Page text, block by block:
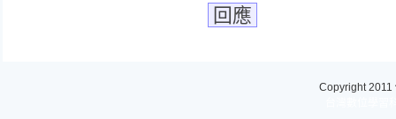
回應
Copyright 2011